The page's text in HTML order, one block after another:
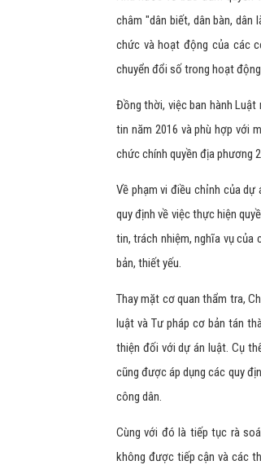
châm "dân biết, dân bàn,
chức và hoạt động của các
chuyển đổi số trong hoạt
Đồng thời, việc ban hành
tin năm 2016 và phù hợp với
chức chính quyền địa phương
Về phạm vi điều chỉnh của
quy định về việc thực hiện
tin, trách nhiệm, nghĩa vụ của
bản, thiết yếu.
Thay mặt cơ quan thẩm tra,
luật và Tư pháp cơ bản tán
thiện đối với dự án luật. Cụ
cũng được áp dụng các quy
công dân.
Cùng với đó là tiếp tục rà
không được tiếp cận và các